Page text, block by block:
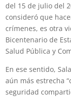
del 15 de julio del
consideró que
crímenes, es otra
Bicentenario de
Salud Pública y
En ese sentido,
aún más estrecha
seguridad